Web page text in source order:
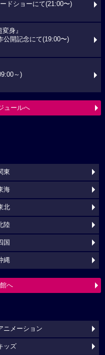
ドショーにて(21:00〜)
身』
公開記念にて(19:00〜)
～)
ュールへ
東
海
北
陸
国
縄
へ
ニメーション
ッズ